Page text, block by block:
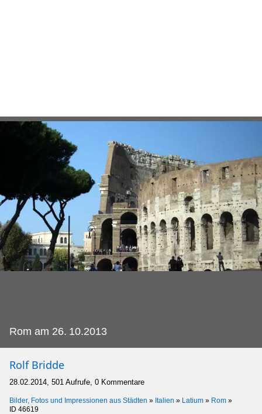
Rom am 26. 10.2013
Rolf Bridde
28.02.2014, 501 Aufrufe, 0 Kommentare
Bilder, Fotos und Impressionen aus Städten » Italien » Latium » Rom »
ID 46619